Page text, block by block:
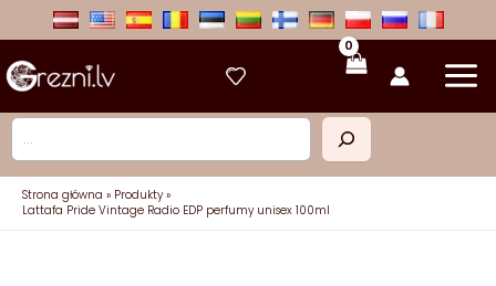
Szukaj
Strona główna
Produkty
Lattafa Pride Vintage Radio EDP perfumy unisex 100ml